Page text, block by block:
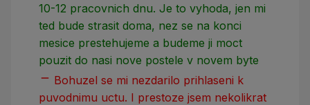
10-12 pracovnich dnu. Je to vyhoda, jen mi
ted bude strasit doma, nez se na konci
mesice prestehujeme a budeme ji moct
pouzit do nasi nove postele v novem byte
remove Bohuzel se mi nezdarilo prihlaseni k
puvodnimu uctu. I prestoze jsem nekolikrat